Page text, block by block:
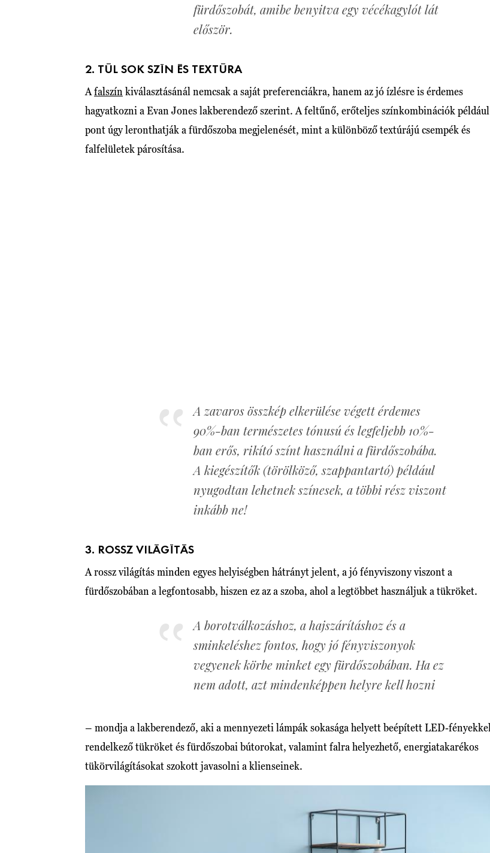
fürdőszobát, amibe benyitva egy vécékagylót lát
először.
2. TÚL SOK SZÍN ÉS TEXTÚRA
Afalszín kiválasztásánál nemcsak a saját preferenciákra, hanem az jó ízlésre is érdemes
hagyatkozni a Evan Jones lakberendező szerint. A feltűnő, erőteljes színkombinációk például
pont úgy leronthatják a fürdőszoba megjelenését, mint a különböző textúrájú csempék és
falfelületek párosítása.
A zavaros összkép elkerülése végett érdemes
90%-ban természetes tónusú és legfeljebb 10%-
ban erős, rikító színt használni a fürdőszobába.
A kiegészítők (törölköző, szappantartó) például
nyugodtan lehetnek színesek, a többi rész viszont
inkább ne!
3. ROSSZ VILÁGÍTÁS
A rossz világítás minden egyes helyiségben hátrányt jelent, a jó fényviszony viszont a
fürdőszobában a legfontosabb, hiszen ez az a szoba, ahol a legtöbbet használjuk a tükröket.
A borotválkozáshoz, a hajszárításhoz és a
sminkeléshez fontos, hogy jó fényviszonyok
vegyenek körbe minket egy fürdőszobában. Ha ez
nem adott, azt mindenképpen helyre kell hozni
– mondja a lakberendező, aki a mennyezeti lámpák sokasága helyett beépített LED-fényekkel
rendelkező tükröket és fürdőszobai bútorokat, valamint falra helyezhető, energiatakarékos
tükörvilágításokat szokott javasolni a klienseinek.